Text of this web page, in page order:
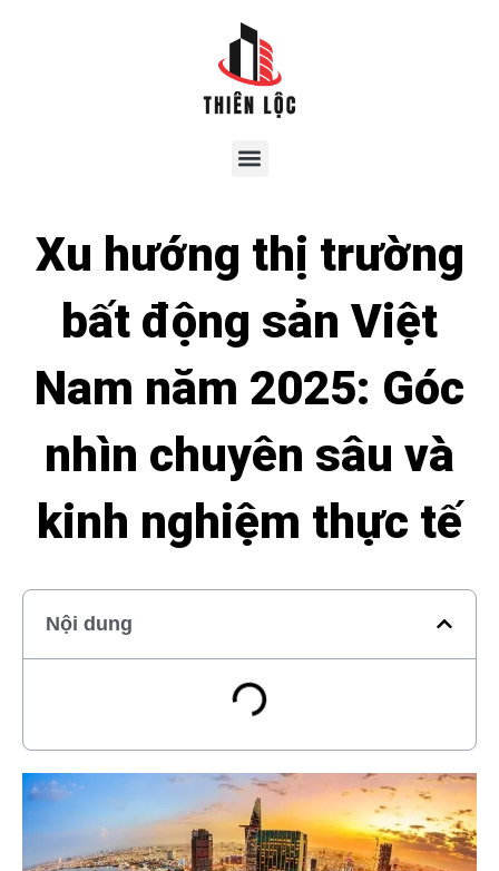
Xu hướng thị trường
bất động sản Việt
Nam năm 2025: Góc
nhìn chuyên sâu và
kinh nghiệm thực tế
Nội dung